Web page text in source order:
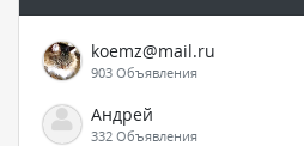
koemz@mail.ru
903 Объявления
Андрей
332 Объявления